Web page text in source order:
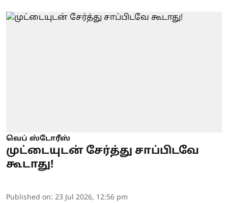
வெப் ஸ்டோரீஸ்
முட்டையுடன் சேர்த்து சாப்பிடவே
கூடாது!
Published on: 23 Jul 2026, 12:56 pm